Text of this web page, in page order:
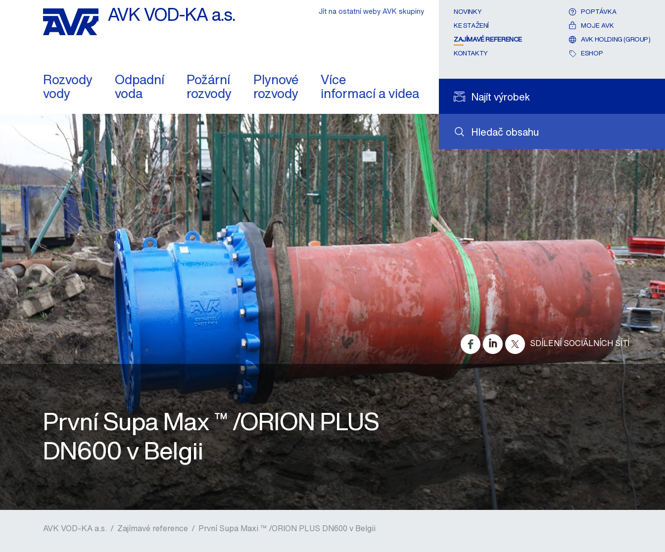
AVK VOD-KA a.s.
Rozvody
vody
Odpadní
voda
Požární
rozvody
Plynové
rozvody
Více
informací a videa
Hledač obsahu
Najít výrobek
NOVINKY
KE STAŽENÍ
ZAJÍMAVÉ REFERENCE
KONTAKTY
POPTÁVKA
MOJE AVK
AVK HOLDING (GROUP)
ESHOP
Jít na ostatní weby AVK skupiny
AVK VOD-KA a.s. / Zajímavé reference / První Supa Maxi ™ /ORION PLUS DN600 v Belgii
SDÍLENÍ SOCIÁLNÍCH SÍTÍ
První Supa Max ™ /ORION PLUS
DN600 v Belgii